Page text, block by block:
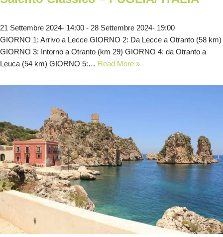
21 Settembre 2024- 14:00 - 28 Settembre 2024- 19:00
GIORNO 1: Arrivo a Lecce GIORNO 2: Da Lecce a Otranto (58 km)
GIORNO 3: Intorno a Otranto (km 29) GIORNO 4: da Otranto a
Leuca (54 km) GIORNO 5:… Read More »